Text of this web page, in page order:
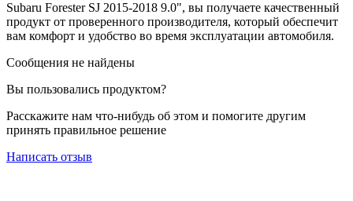
Subaru Forester SJ 2015-2018 9.0", вы получаете качественный
продукт от проверенного производителя, который обеспечит
вам комфорт и удобство во время эксплуатации автомобиля.
Сообщения не найдены
Вы пользовались продуктом?
Расскажите нам что-нибудь об этом и помогите другим
принять правильное решение
Написать отзыв